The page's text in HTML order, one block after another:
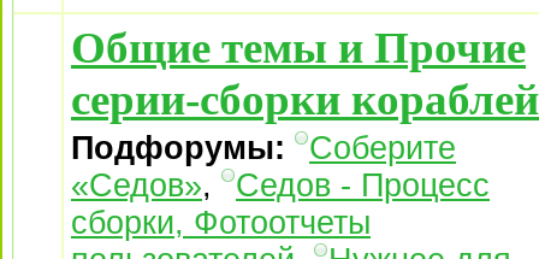
Общие темы и Прочие
серии-сборки кораблей
Подфорумы:
Соберите
«Седов»,
Седов - Процесс
сборки, Фотоотчеты